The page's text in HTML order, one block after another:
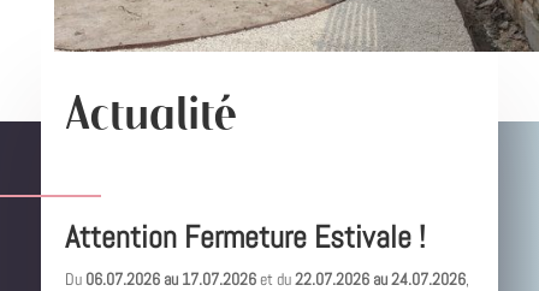
Actualité
Attention Fermeture Estivale !
Du 06.07.2026 au 17.07.2026et du22.07.2026 au 24.07.2026,